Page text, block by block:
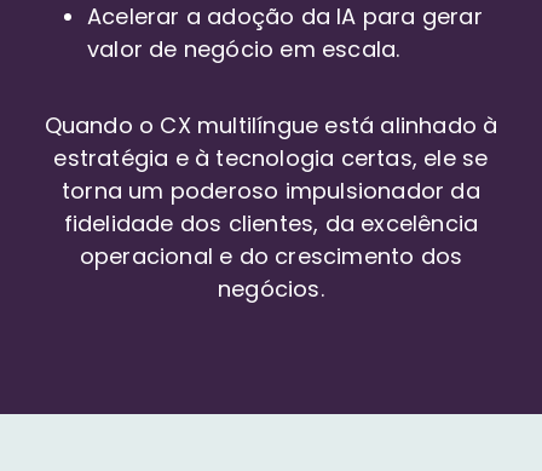
Acelerar a adoção da IA para gerar
valor de negócio em escala.
Quando o CX multilíngue está alinhado à
estratégia e à tecnologia certas, ele se
torna um poderoso impulsionador da
fidelidade dos clientes, da excelência
operacional e do crescimento dos
negócios.